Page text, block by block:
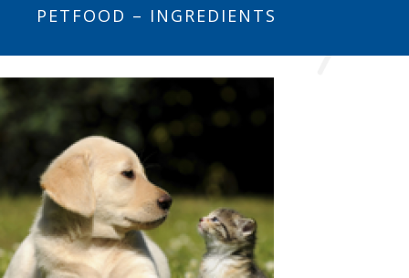
PETFOOD – INGREDIENTS